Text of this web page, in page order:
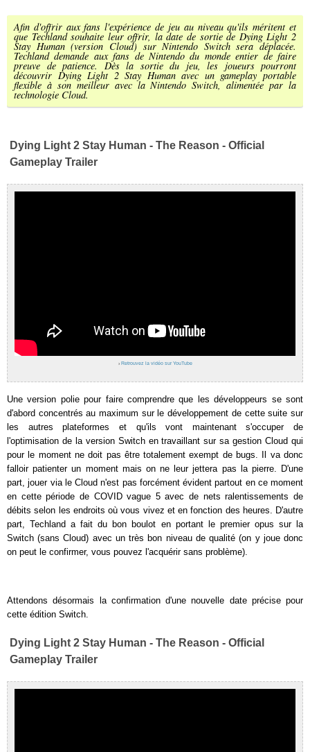
Afin d'offrir aux fans l'expérience de jeu au niveau qu'ils méritent et
que Techland souhaite leur offrir, la date de sortie de Dying Light 2
Stay Human (version Cloud) sur Nintendo Switch sera déplacée.
Techland demande aux fans de Nintendo du monde entier de faire
preuve de patience. Dès la sortie du jeu, les joueurs pourront
découvrir Dying Light 2 Stay Human avec un gameplay portable
flexible à son meilleur avec la Nintendo Switch, alimentée par la
technologie Cloud.
Dying Light 2 Stay Human - The Reason - Official
Gameplay Trailer
› Retrouvez la vidéo sur YouTube
Une version polie pour faire comprendre que les développeurs se sont
d'abord concentrés au maximum sur le développement de cette suite sur
les autres plateformes et qu'ils vont maintenant s'occuper de
l'optimisation de la version Switch en travaillant sur sa gestion Cloud qui
pour le moment ne doit pas être totalement exempt de bugs. Il va donc
falloir patienter un moment mais on ne leur jettera pas la pierre. D'une
part, jouer via le Cloud n'est pas forcément évident partout en ce moment
en cette période de COVID vague 5 avec de nets ralentissements de
débits selon les endroits où vous vivez et en fonction des heures. D'autre
part, Techland a fait du bon boulot en portant le premier opus sur la
Switch (sans Cloud) avec un très bon niveau de qualité (on y joue donc
on peut le confirmer, vous pouvez l'acquérir sans problème).
Attendons désormais la confirmation d'une nouvelle date précise pour
cette édition Switch.
Dying Light 2 Stay Human - The Reason - Official
Gameplay Trailer